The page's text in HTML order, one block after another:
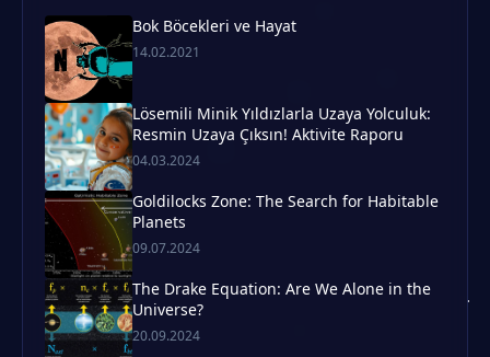
Bok Böcekleri ve Hayat
14.02.2021
Lösemili Minik Yıldızlarla Uzaya Yolculuk:
Resmin Uzaya Çıksın! Aktivite Raporu
04.03.2024
Goldilocks Zone: The Search for Habitable
Planets
09.07.2024
The Drake Equation: Are We Alone in the
Universe?
20.09.2024